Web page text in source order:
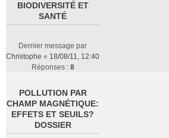
BIODIVERSITÉ ET
SANTÉ
Dernier message par
Christophe « 18/08/11, 12:40
Réponses : 8
POLLUTION PAR
CHAMP MAGNÉTIQUE:
EFFETS ET SEUILS?
DOSSIER